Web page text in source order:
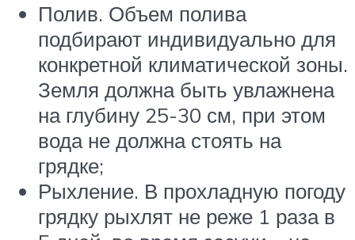
Полив. Объем полива
подбирают индивидуально для
конкретной климатической зоны.
Земля должна быть увлажнена
на глубину 25-30 см, при этом
вода не должна стоять на
грядке;
Рыхление. В прохладную погоду
грядку рыхлят не реже 1 раза в